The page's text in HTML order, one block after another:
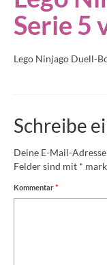
Serie 5
Lego Ninjago Duell-
Schreibe
Deine E-Mail-
Felder sind mit *
Kommentar*